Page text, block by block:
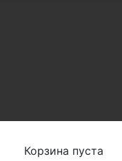
Корзина пуста